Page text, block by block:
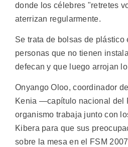
donde los célebres "retretes
aterrizan regularmente.
Se trata de bolsas de plástico
personas que no tienen
defecan y que luego arrojan
Onyango Oloo, coordinador
Kenia —capítulo nacional del
organismo trabaja junto con
Kibera para que sus
sobre la mesa en el FSM